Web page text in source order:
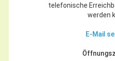
telefonische
werden
E-Mail